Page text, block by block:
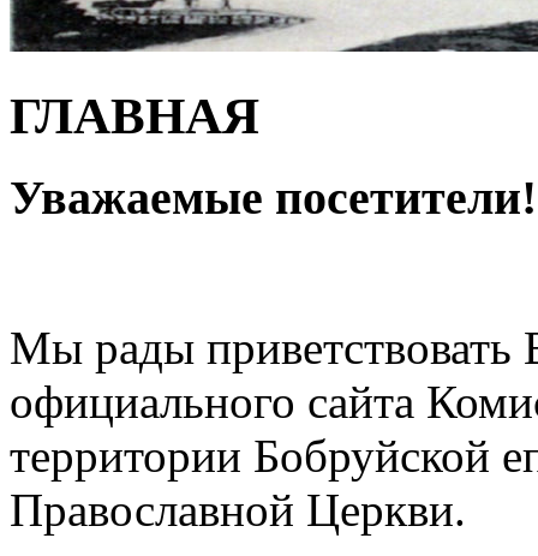
ГЛАВНАЯ
Уважаемые посетители!
Мы рады приветствовать
официального сайта
территории Бобруйской
Православной Церкви.